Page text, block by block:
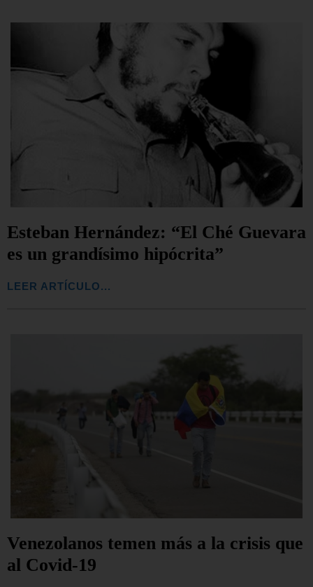
Esteban Hernández: “El Ché Guevara
es un grandísimo hipócrita”
LEER ARTÍCULO...
Venezolanos temen más a la crisis que
al Covid-19